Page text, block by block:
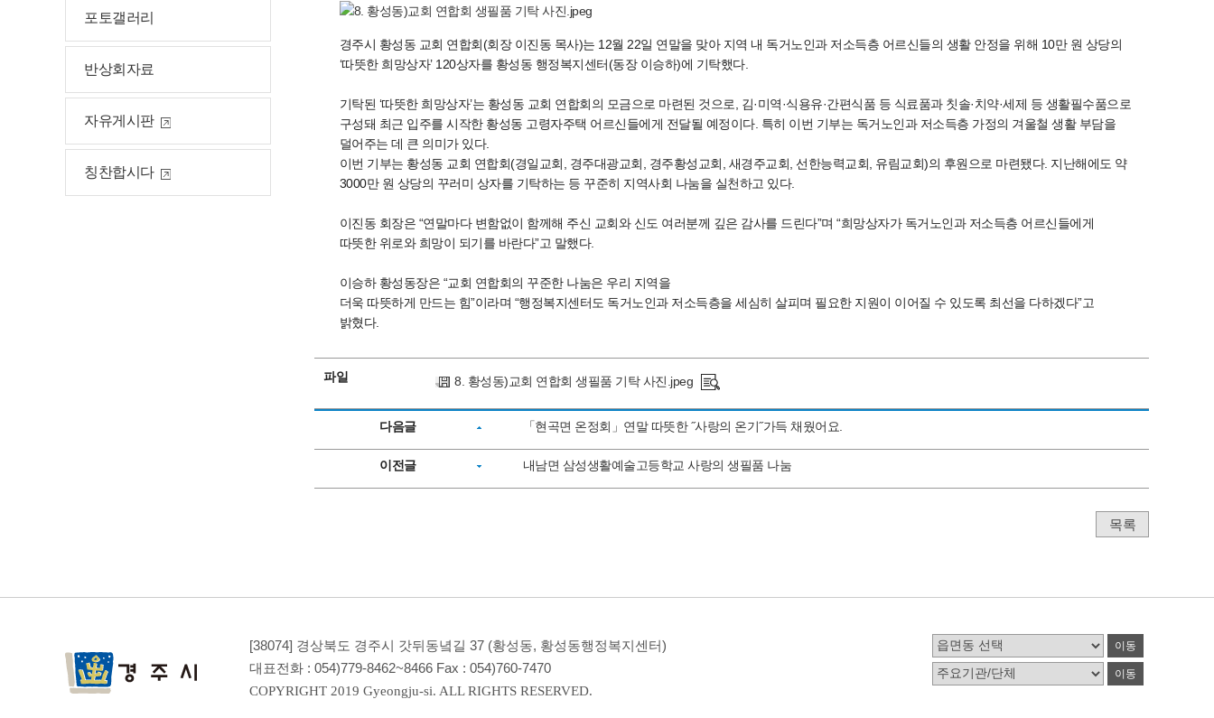
포토갤러리
반상회자료
자유게시판
칭찬합시다
경주시 황성동 교회 연합회(회장 이진동 목사)는 12월 22일 연말을 맞아 지역 내 독거노인과 저소득층 어르신들의 생활 안정을 위해 10만 원 상당의
‘따뜻한 희망상자’ 120상자를 황성동 행정복지센터(동장 이승하)에 기탁했다.
기탁된 ‘따뜻한 희망상자’는 황성동 교회 연합회의 모금으로 마련된 것으로, 김·미역·식용유·간편식품 등 식료품과 칫솔·치약·세제 등 생활필수품으로
구성돼 최근 입주를 시작한 황성동 고령자주택 어르신들에게 전달될 예정이다. 특히 이번 기부는 독거노인과 저소득층 가정의 겨울철 생활 부담을
덜어주는 데 큰 의미가 있다.
이번 기부는 황성동 교회 연합회(경일교회, 경주대광교회, 경주황성교회, 새경주교회, 선한능력교회, 유림교회)의 후원으로 마련됐다. 지난해에도 약
3000만 원 상당의 꾸러미 상자를 기탁하는 등 꾸준히 지역사회 나눔을 실천하고 있다.
이진동 회장은 “연말마다 변함없이 함께해 주신 교회와 신도 여러분께 깊은 감사를 드린다”며 “희망상자가 독거노인과 저소득층 어르신들에게
따뜻한 위로와 희망이 되기를 바란다”고 말했다.
이승하 황성동장은 “교회 연합회의 꾸준한 나눔은 우리 지역을
더욱 따뜻하게 만드는 힘”이라며 “행정복지센터도 독거노인과 저소득층을 세심히 살피며 필요한 지원이 이어질 수 있도록 최선을 다하겠다”고
밝혔다.
파일 8. 황성동)교회 연합회 생필품 기탁 사진.jpeg
다음글 「현곡면 온정회」연말 따뜻한 ˝사랑의 온기˝가득 채웠어요.
이전글 내남면 삼성생활예술고등학교 사랑의 생필품 나눔
목록
[38074] 경상북도 경주시 갓뒤동녘길 37 (황성동, 황성동행정복지센터)
대표전화 : 054)779-8462~8466 Fax : 054)760-7470
COPYRIGHT 2019 Gyeongju-si. ALL RIGHTS RESERVED.